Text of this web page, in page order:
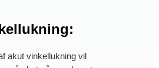
akut vinkellukning vil